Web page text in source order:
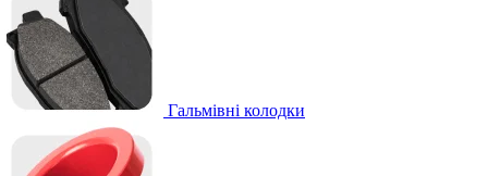
Гальмівні колодки